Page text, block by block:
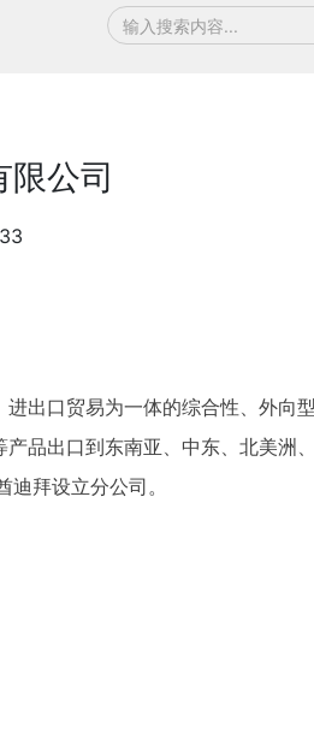
公司
出口贸易为一体的综合性、外向
品出口到东南亚、中东、北美洲
拜设立分公司。